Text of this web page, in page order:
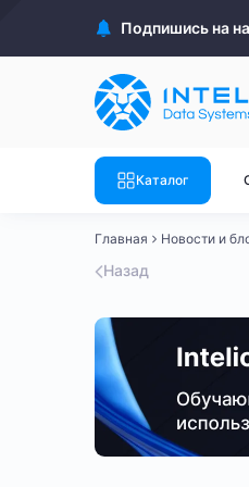
Подпишись на
Каталог
ASIC майнеры
Смотреть весь
Главная Новости и
Назад